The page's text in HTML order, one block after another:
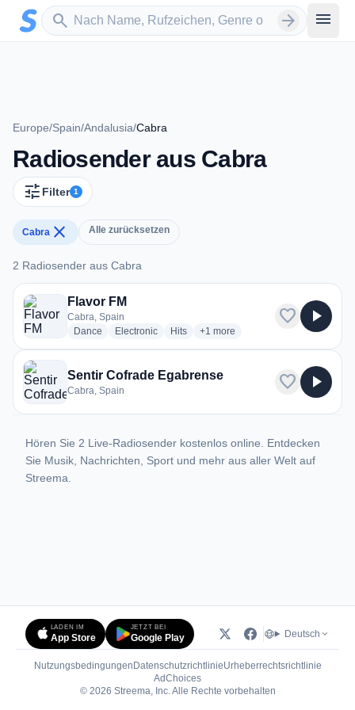
Zum Hauptinhalt springen
search
Sender suchen arrow_forward menu
Europe/Spain/Andalusia/Cabra
Radiosender aus Cabra
tune Filter 1
Cabra close Alle zurücksetzen
2 Radiosender aus Cabra
2 Radiosender aus Cabra
Flavor FM
Cabra, Spain
Dance radio stations
Electronicradio stations
Hitsradio stations
+1 more genres for Flavor FM
more
favorite play_arrow
Sentir Cofrade Egabrense
Cabra, Spain favorite play_arrow
Hören Sie 2 Live-Radiosender kostenlos online. Entdecken
Sie Musik, Nachrichten, Sport und mehr aus aller Welt auf
Streema.
LADEN IM
App Store
JETZT BEI
Google Play Deutsch
Nutzungsbedingungen DatenschutzrichtlinieUrheberrechtsrichtlinie
AdChoices(öffnet in neuem Tab)
© 2026 Streema, Inc. Alle Rechte vorbehalten